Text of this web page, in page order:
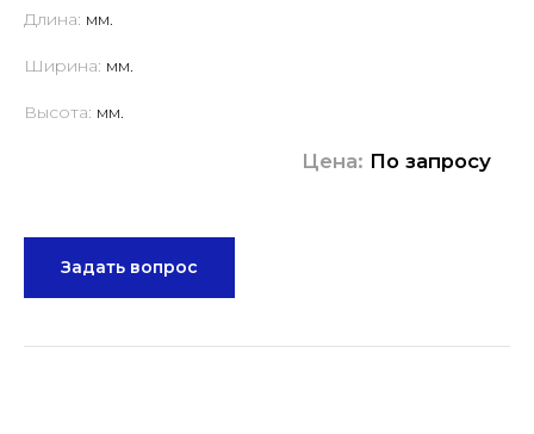
Длина: мм.
Ширина: мм.
Высота: мм.
Цена: По запросу
Задать вопрос